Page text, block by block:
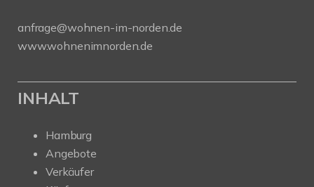
anfrage@wohnen-im-norden.de
www.wohnenimnorden.de
INHALT
Hamburg
Angebote
Verkäufer